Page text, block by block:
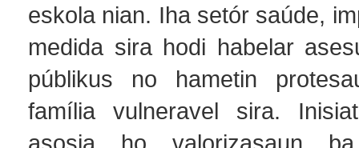
eskola nian. Iha setór saúde,
medida sira hodi habelar
públikus no hametin
família vulneravel sira.